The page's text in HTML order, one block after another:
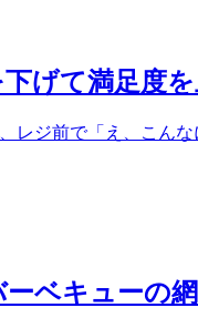
げて満足度
レジ前で「え、こん
ベキューの